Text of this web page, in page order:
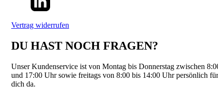
Vertrag widerrufen
DU HAST NOCH FRAGEN?
Unser Kundenservice ist von Montag bis Donnerstag zwischen
und 17:00 Uhr sowie freitags von 8:00 bis 14:00 Uhr persönlich für
dich da.